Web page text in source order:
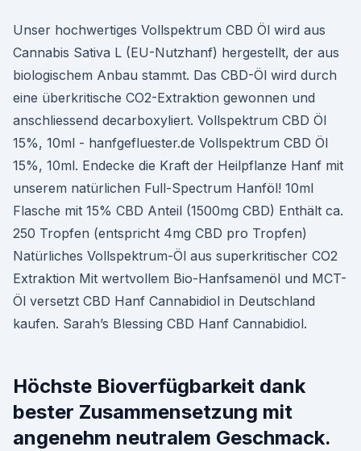
Unser hochwertiges Vollspektrum CBD Öl wird aus
Cannabis Sativa L (EU-Nutzhanf) hergestellt, der aus
biologischem Anbau stammt. Das CBD-Öl wird durch
eine überkritische CO2-Extraktion gewonnen und
anschliessend decarboxyliert. Vollspektrum CBD Öl
15%, 10ml - hanfgefluester.de Vollspektrum CBD Öl
15%, 10ml. Endecke die Kraft der Heilpflanze Hanf mit
unserem natürlichen Full-Spectrum Hanföl! 10ml
Flasche mit 15% CBD Anteil (1500mg CBD) Enthält ca.
250 Tropfen (entspricht 4mg CBD pro Tropfen)
Natürliches Vollspektrum-Öl aus superkritischer CO2
Extraktion Mit wertvollem Bio-Hanfsamenöl und MCT-
Öl versetzt CBD Hanf Cannabidiol in Deutschland
kaufen. Sarah’s Blessing CBD Hanf Cannabidiol.
Höchste Bioverfügbarkeit dank
bester Zusammensetzung mit
angenehm neutralem Geschmack.